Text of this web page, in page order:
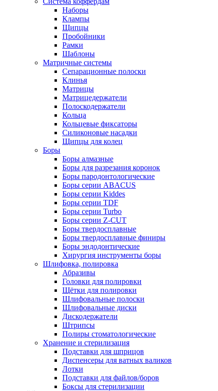
Наборы
Клампы
Щипцы
Пробойники
Рамки
Шаблоны
Матричные системы
Сепарационные полоски
Клинья
Матрицы
Матрицедержатели
Полоскодержатели
Кольца
Кольцевые фиксаторы
Силиконовые насадки
Щипцы для колец
Боры
Боры алмазные
Боры для разрезания коронок
Боры пародонтологические
Боры серии ABACUS
Боры серии Kiddes
Боры серии TDF
Боры серии Turbo
Боры серии Z-CUT
Боры твердосплавные
Боры твердосплавные финиры
Боры эндодонтические
Хирургия инструменты боры
Шлифовка, полировка
Абразивы
Головки для полировки
Щётки для полировки
Шлифовальные полоски
Шлифовальные диски
Дискодержатели
Штрипсы
Полиры стоматологические
Хранение и стерилизация
Подставки для шприцов
Диспенсеры для ватных валиков
Лотки
Подставки для файлов/боров
Боксы для стерилизации